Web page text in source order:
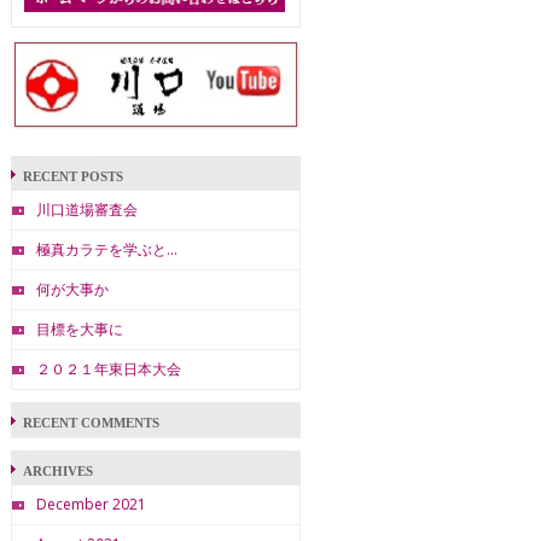
RECENT POSTS
川口道場審査会
極真カラテを学ぶと…
何が大事か
目標を大事に
２０２１年東日本大会
RECENT COMMENTS
ARCHIVES
December 2021